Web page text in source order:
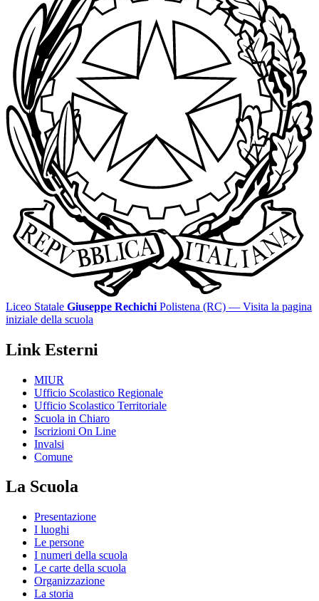
Liceo Statale Giuseppe Rechichi Polistena (RC) — Visita la pagina
iniziale della scuola
Link Esterni
MIUR
Ufficio Scolastico Regionale
Ufficio Scolastico Territoriale
Scuola in Chiaro
Iscrizioni On Line
Invalsi
Comune
La Scuola
Presentazione
I luoghi
Le persone
I numeri della scuola
Le carte della scuola
Organizzazione
La storia